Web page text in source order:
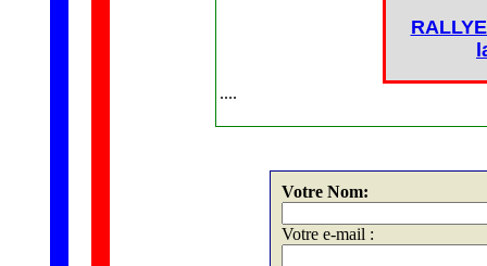
....
Votre Nom:
Votre e-mail :